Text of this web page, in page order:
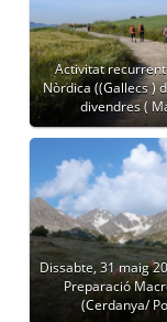
Activitat
Nòrdica ((Gallecs )
divendres (
Dissabte, 31 maig
Preparació
(Cerdanya/